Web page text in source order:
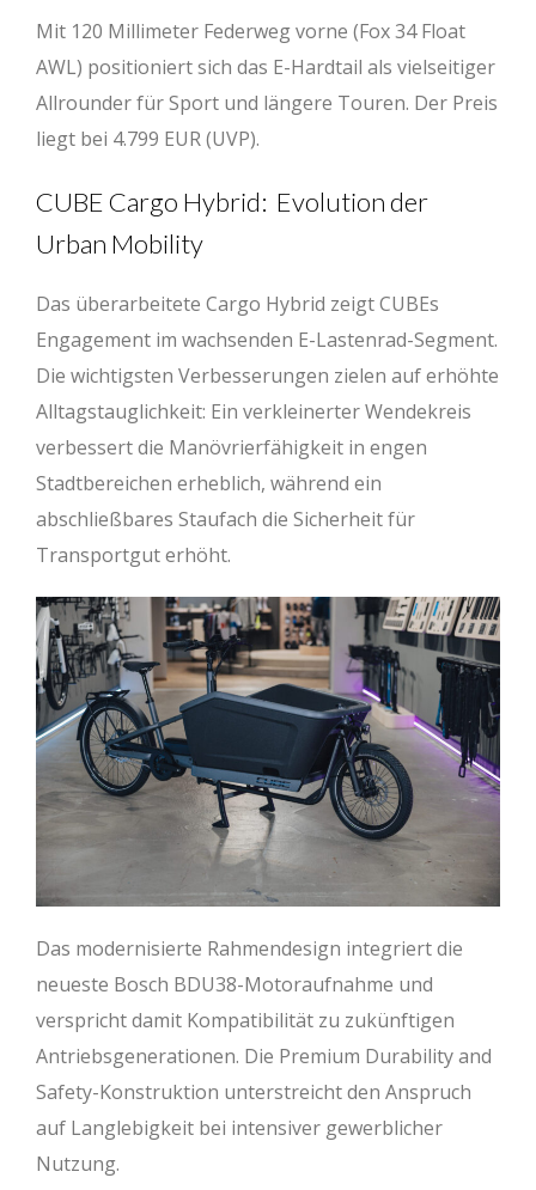
Mit 120 Millimeter Federweg vorne (Fox 34 Float
AWL) positioniert sich das E-Hardtail als vielseitiger
Allrounder für Sport und längere Touren. Der Preis
liegt bei 4.799 EUR (UVP).
CUBE Cargo Hybrid: Evolution der
Urban Mobility
Das überarbeitete Cargo Hybrid zeigt CUBEs
Engagement im wachsenden E-Lastenrad-Segment.
Die wichtigsten Verbesserungen zielen auf erhöhte
Alltagstauglichkeit: Ein verkleinerter Wendekreis
verbessert die Manövrierfähigkeit in engen
Stadtbereichen erheblich, während ein
abschließbares Staufach die Sicherheit für
Transportgut erhöht.
Das modernisierte Rahmendesign integriert die
neueste Bosch BDU38-Motoraufnahme und
verspricht damit Kompatibilität zu zukünftigen
Antriebsgenerationen. Die Premium Durability and
Safety-Konstruktion unterstreicht den Anspruch
auf Langlebigkeit bei intensiver gewerblicher
Nutzung.